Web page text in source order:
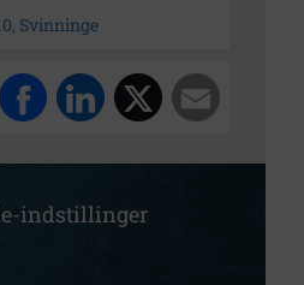
Svinninge
indstillinger